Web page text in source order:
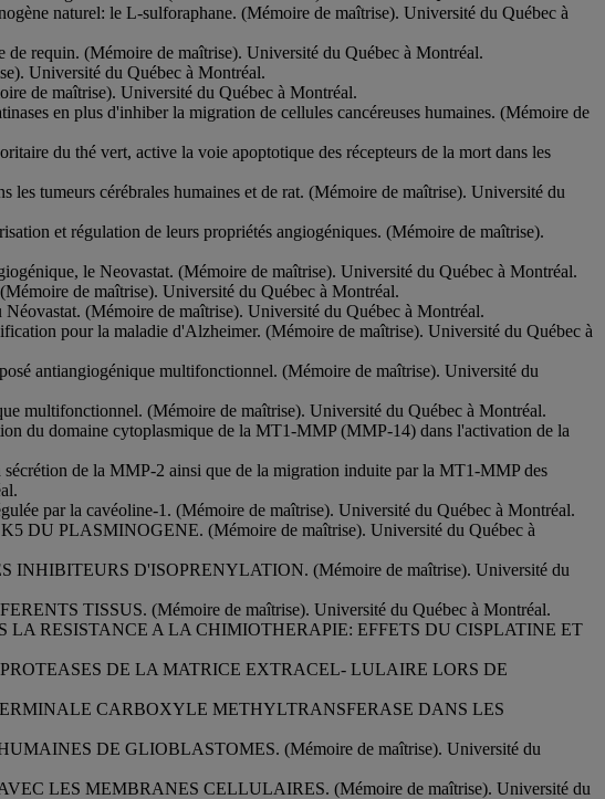
naturel: le L-sulforaphane. (Mémoire de maîtrise). Université du Québec à
requin. (Mémoire de maîtrise). Université du Québec à Montréal.
Université du Québec à Montréal.
de maîtrise). Université du Québec à Montréal.
en plus d'inhiber la migration de cellules cancéreuses humaines. (Mémoire de
du thé vert, active la voie apoptotique des récepteurs de la mort dans les
tumeurs cérébrales humaines et de rat. (Mémoire de maîtrise). Université du
et régulation de leurs propriétés angiogéniques. (Mémoire de maîtrise).
le Neovastat. (Mémoire de maîtrise). Université du Québec à Montréal.
de maîtrise). Université du Québec à Montréal.
(Mémoire de maîtrise). Université du Québec à Montréal.
pour la maladie d'Alzheimer. (Mémoire de maîtrise). Université du Québec à
antiangiogénique multifonctionnel. (Mémoire de maîtrise). Université du
multifonctionnel. (Mémoire de maîtrise). Université du Québec à Montréal.
du domaine cytoplasmique de la MT1-MMP (MMP-14) dans l'activation de la
de la MMP-2 ainsi que de la migration induite par la MT1-MMP des
par la cavéoline-1. (Mémoire de maîtrise). Université du Québec à Montréal.
PLASMINOGENE. (Mémoire de maîtrise). Université du Québec à
D'ISOPRENYLATION. (Mémoire de maîtrise). Université du
TISSUS. (Mémoire de maîtrise). Université du Québec à Montréal.
LA RESISTANCE A LA CHIMIOTHERAPIE: EFFETS DU CISPLATINE ET
DE LA MATRICE EXTRACEL- LULAIRE LORS DE
CARBOXYLE METHYLTRANSFERASE DANS LES
DE GLIOBLASTOMES. (Mémoire de maîtrise). Université du
LES MEMBRANES CELLULAIRES. (Mémoire de maîtrise). Université du